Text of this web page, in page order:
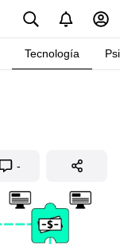
Tecnología
-